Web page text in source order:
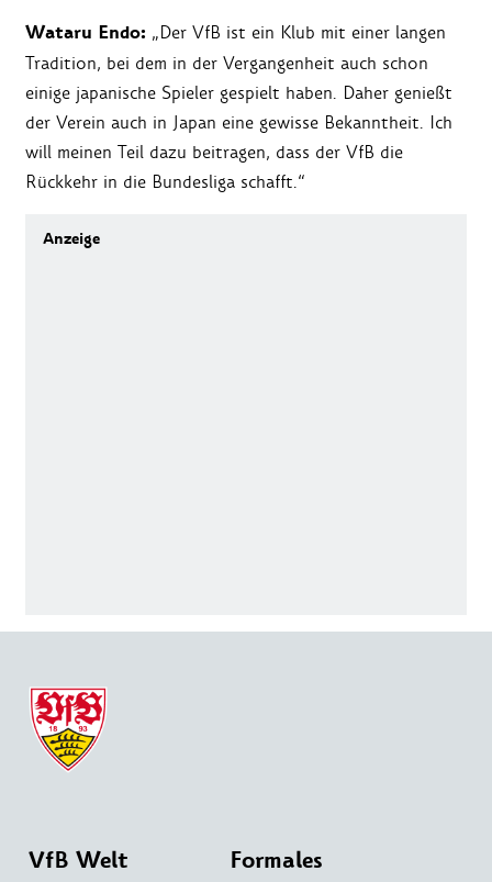
Wataru Endo: „Der VfB ist ein Klub mit einer langen
Tradition, bei dem in der Vergangenheit auch schon
einige japanische Spieler gespielt haben. Daher genießt
der Verein auch in Japan eine gewisse Bekanntheit. Ich
will meinen Teil dazu beitragen, dass der VfB die
Rückkehr in die Bundesliga schafft.“
VfB Welt Formales